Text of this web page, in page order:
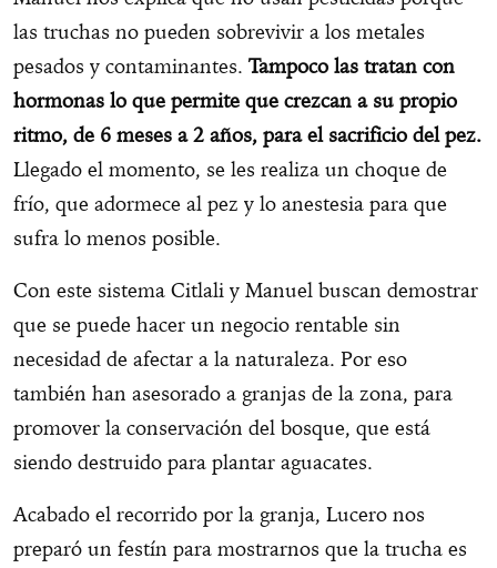
las truchas no pueden sobrevivir a los metales
pesados y contaminantes.Tampoco las tratan con
hormonas lo que permite que crezcan a su propio
ritmo, de 6 meses a 2 años, para el sacrificio del pez.
Llegado el momento, se les realiza un choque de
frío, que adormece al pez y lo anestesia para que
sufra lo menos posible.
Con este sistema Citlali y Manuel buscan demostrar
que se puede hacer un negocio rentable sin
necesidad de afectar a la naturaleza. Por eso
también han asesorado a granjas de la zona, para
promover la conservación del bosque, que está
siendo destruido para plantar aguacates.
Acabado el recorrido por la granja, Lucero nos
preparó un festín para mostrarnos que la trucha es